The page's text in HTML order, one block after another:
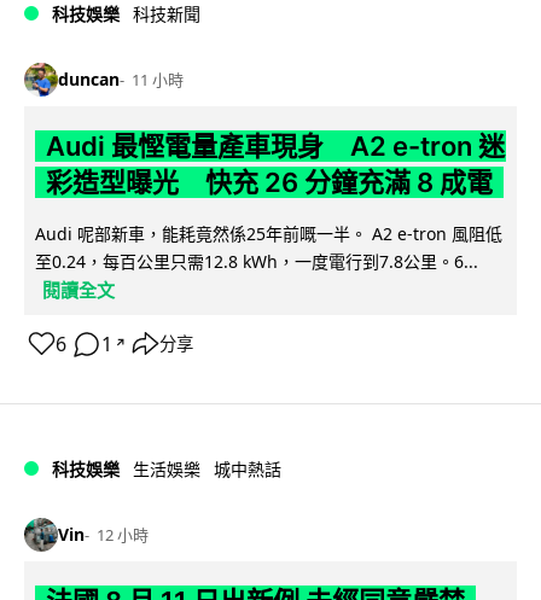
科技娛樂 科技新聞
duncan 11 小時
Audi 最慳電量產車現身 A2 e-tron 迷
彩造型曝光 快充 26 分鐘充滿 8 成電
Audi 呢部新車，能耗竟然係25年前嘅一半。 A2 e-tron 風阻低
至0.24，每百公里只需12.8 kWh，一度電行到7.8公里。6...
閱讀全文
6 1 ↗ 分享
科技娛樂 生活娛樂 城中熱話
Vin 12 小時